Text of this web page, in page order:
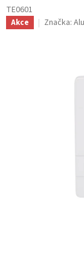
TE0601
Akce Značka: